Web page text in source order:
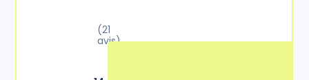
(21
avis)